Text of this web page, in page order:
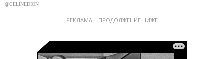
@CELINEDION
РЕКЛАМА – ПРОДОЛЖЕНИЕ НИЖЕ